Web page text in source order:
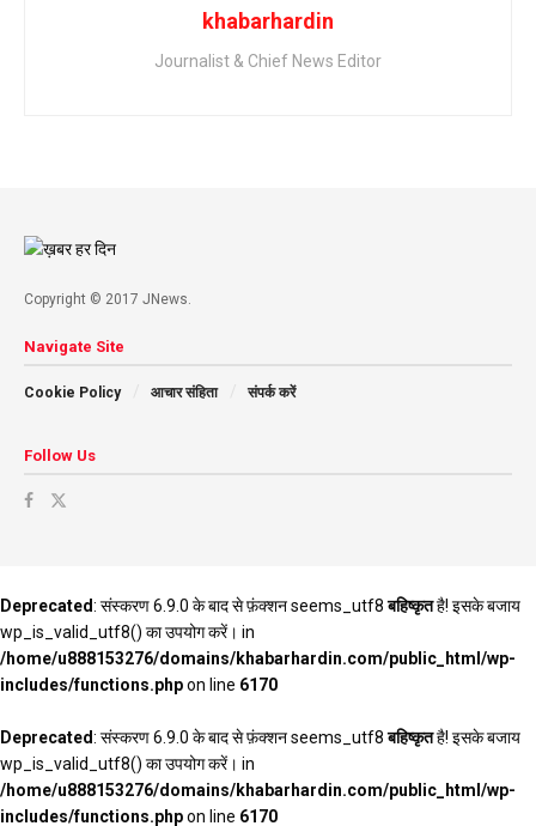
khabarhardin
Journalist & Chief News Editor
Copyright © 2017 JNews.
Navigate Site
Cookie Policy आचार संहिता संपर्क करें
Follow Us
Deprecated: संस्करण 6.9.0 के बाद से फ़ंक्शन seems_utf8बहिष्कृतहै! इसके बजाय
wp_is_valid_utf8() का उपयोग करें। in
/home/u888153276/domains/khabarhardin.com/public_html/wp-
includes/functions.phpon line 6170
Deprecated: संस्करण 6.9.0 के बाद से फ़ंक्शन seems_utf8बहिष्कृतहै! इसके बजाय
wp_is_valid_utf8() का उपयोग करें। in
/home/u888153276/domains/khabarhardin.com/public_html/wp-
includes/functions.phpon line 6170